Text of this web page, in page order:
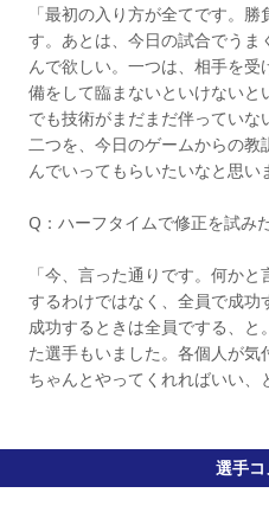
「最初の入り方が全てです。
す。あとは、今日の試合でう
んで欲しい。一つは、相手を
備をして臨まないといけないと
でも技術がまだまだ伴ってい
二つを、今日のゲームからの
んでいってもらいたいなと思い
Q：ハーフタイムで修正を試み
「今、言った通りです。何か
するわけではなく、全員で成功
成功するときは全員でする、
た選手もいました。各個人が
ちゃんとやってくれればいい、
選手コ